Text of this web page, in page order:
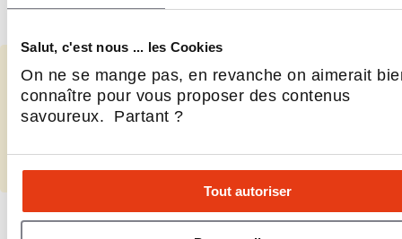
Salut, c'est nous ... les Cookies
On ne se mange pas, en revanche on aimerait
connaître pour vous proposer des contenus
savoureux. Partant ?
Tout autoriser
Vous représentez Second Cup?
Renseignez les données manquantes et contrôlez vos informations.